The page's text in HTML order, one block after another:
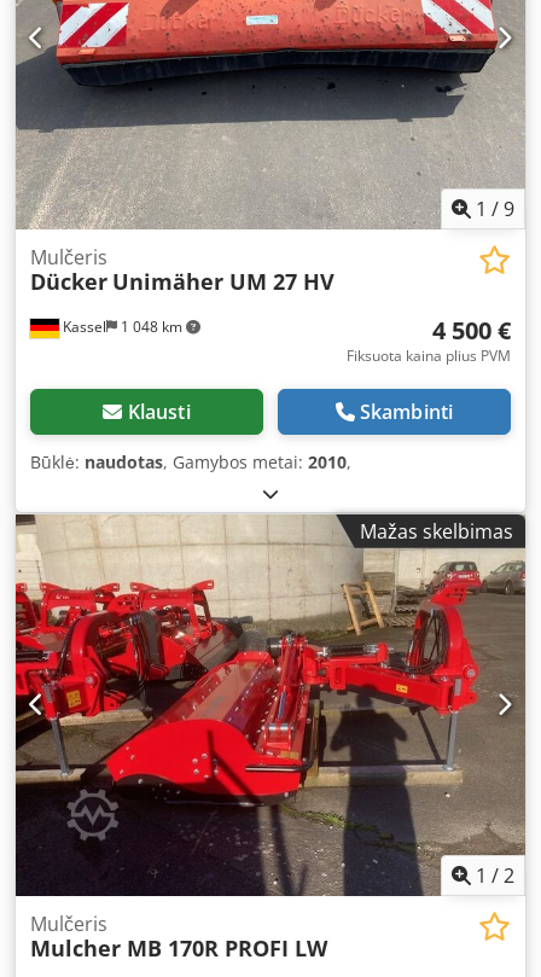
1 /9
Kassel 1 048 km
Mulčeris
Dücker Unimäher UM 27 HV
4 500 €
Fiksuota kaina plius PVM
Klausti Skambinti
Būklė: naudotas, Gamybos metai: 2010,
Mažas skelbimas
1 /2
Mulčeris
Mulcher MB 170R PROFI LW